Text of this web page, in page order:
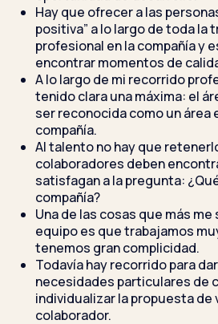
Hay que ofrecer a las
positiva” a lo largo de toda la
profesional en la compañía y
encontrar momentos de
A lo largo de mi recorrido
tenido clara una máxima: el
ser reconocida como un área
compañía.
Al talento no hay que
colaboradores deben
satisfagan a la pregunta:
compañía?
Una de las cosas que más
equipo es que trabajamos
tenemos gran complicidad.
Todavía hay recorrido para
necesidades particulares de
individualizar la propuesta de
colaborador.